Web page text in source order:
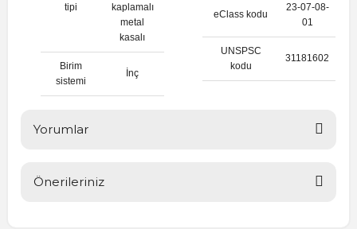
tipi
kaplamalı
metal
kasalı
Birim
sistemi
İnç
eClass kodu
23-07-08-
01
UNSPSC
kodu
31181602
Yorumlar
Önerileriniz